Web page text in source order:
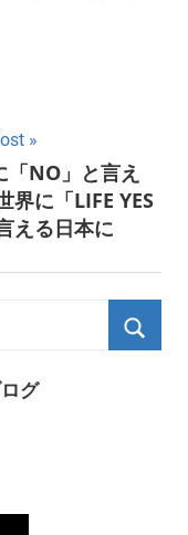
「NO」と言え
界に「LIFE YES
える日本に
グ